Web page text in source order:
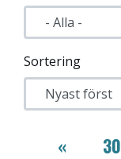
Sortering
Paginering
«‹‹ 30